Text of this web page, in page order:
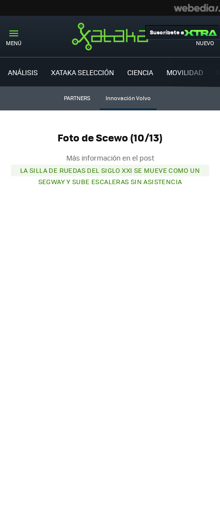
MENÚ NUEVO
Suscríbete a
ANÁLISIS XATAKA SELECCIÓN CIENCIA MOVILIDAD
PARTNERS Innovación Volvo
Foto de Scewo (10/13)
Más información en el post
LA SILLA DE RUEDAS DEL SIGLO XXI SE MUEVE COMO UN
SEGWAY Y SUBE ESCALERAS SIN ASISTENCIA